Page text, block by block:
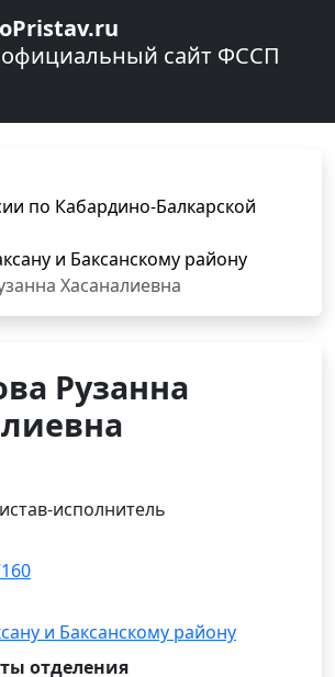
сайт ФССП
по Кабардино-Балкарской
и Баксанскому району
Хасаналиевна
Рузанна
исполнитель
и Баксанскому району
отделения